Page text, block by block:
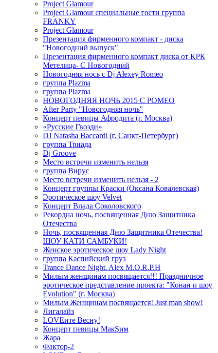
Project Glamour
Project Glamour специальные гости группа
FRANKY
Project Glamour
Презентация фирменного компакт - диска
"Новогодний выпуск"
Презентация фирменного компакт диска от КРК
Метелица- С Новогодний
Новогодняя нось с Dj Alexey Romeo
группа Plazma
группа Plazma
НОВОГОДНЯЯ НОЧЬ 2015 C РОМЕО
After Party "Новогодняя ночь"
Концерт певицы Афродита (г. Москва)
«Русские Гвозди»
DJ Natasha Baccardi (г. Санкт-Петербург)
группа Триада
Dj Groove
Место встречи изменить нельзя
группа Вирус
Место встречи изменить нельзя - 2
Концерт группы Краски (Оксана Ковалевская)
Эротическое шоу Velvet
Концерт Влада Соколовского
Рекордна ночь, посвященная Дню Защитника
Отечества
Ночь, посвященная Дню Защитника Отечества!
ШОУ КАТИ САМБУКИ!
Женское эротическое шоу Lady Night
группа Каспийский груз
Trance Dance Night. Alex M.O.R.P.H
Милым женщинам посвящается!!! Праздничное
эротическое представление проекта: "Конан и шоу
Evolution" (г. Москва)
Милым Женщинам посвящается! Just man show!
Лигалайз
LOVEите Весну!
Концерт певицы МакSим
Жара
Фактор-2